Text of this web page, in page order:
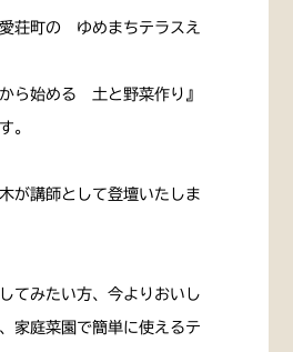
荘町の ゆめまちテラスえ
ら始める 土と野菜作り』
。
が講師として登壇いたしま
てみたい方、今よりおいし
家庭菜園で簡単に使えるテ